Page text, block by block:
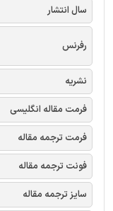
سال انتشار
رفرنس
نشریه
فرمت مقاله انگلیسی
فرمت ترجمه مقاله
فونت ترجمه مقاله
سایز ترجمه مقاله